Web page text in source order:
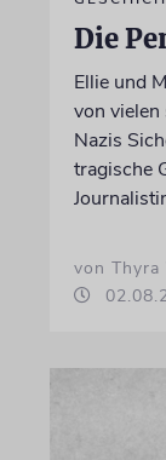
Die
Ellie und
von vielen
Nazis
tragische
von Thyra